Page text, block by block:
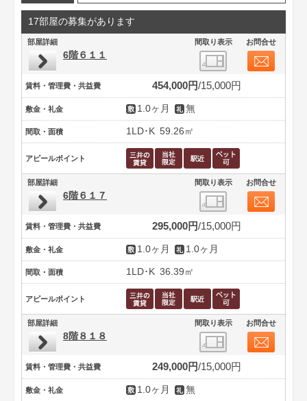
17部屋の募集があります
部屋詳細 間取り表示 お問合せ
6階６１１
賃料・管理費・共益費 454,000円 15,000円
敷金・礼金 1.0ヶ月 無
間取・面積 1LD･K 59.26㎡
アピールポイント
部屋詳細 間取り表示 お問合せ
6階６１７
賃料・管理費・共益費 295,000円 15,000円
敷金・礼金 1.0ヶ月 1.0ヶ月
間取・面積 1LD･K 36.39㎡
アピールポイント
部屋詳細 間取り表示 お問合せ
8階８１８
賃料・管理費・共益費 249,000円 15,000円
敷金・礼金 1.0ヶ月 無